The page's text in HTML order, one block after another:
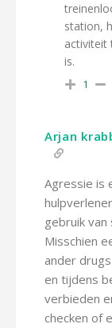
station,
activiteit
is.
1
Arjan
Agressie is
gebruik
Misschien
ander
en tijdens
verbieden
checken of